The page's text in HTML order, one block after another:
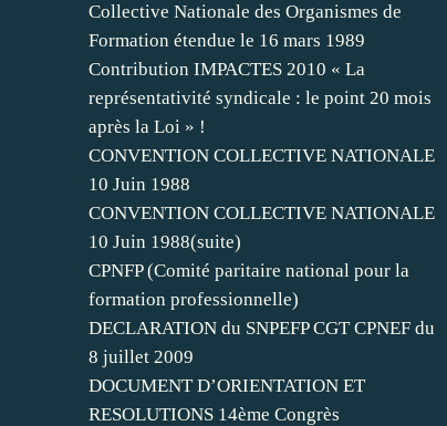
Collective Nationale des Organismes de
Formation étendue le 16 mars 1989
Contribution IMPACTES 2010 « La
représentativité syndicale : le point 20 mois
après la Loi » !
CONVENTION COLLECTIVE NATIONALE
10 Juin 1988
CONVENTION COLLECTIVE NATIONALE
10 Juin 1988(suite)
CPNFP (Comité paritaire national pour la
formation professionnelle)
DECLARATION du SNPEFP CGT CPNEF du
8 juillet 2009
DOCUMENT D’ORIENTATION ET
RESOLUTIONS 14ème Congrès